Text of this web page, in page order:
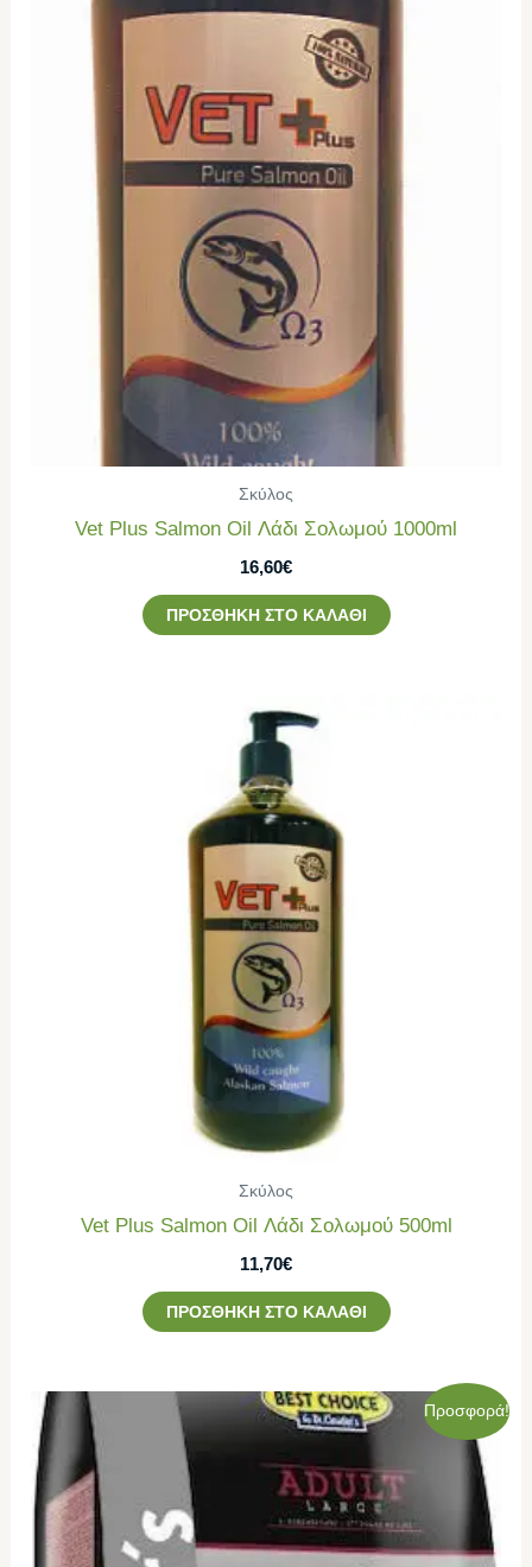
Σκύλος
Vet Plus Salmon Oil Λάδι Σολωμού 1000ml
16,60€
ΠΡΟΣΘΉΚΗ ΣΤΟ ΚΑΛΆΘΙ
Σκύλος
Vet Plus Salmon Oil Λάδι Σολωμού 500ml
11,70€
ΠΡΟΣΘΉΚΗ ΣΤΟ ΚΑΛΆΘΙ
Προσφορά!
Original
price
68,00€.
Η
τρέχουσα
είναι:
62,00€.